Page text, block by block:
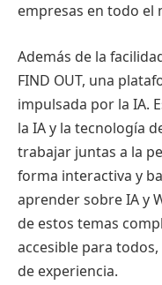
empresas en todo el
Además de la
FIND OUT, una
impulsada por la IA.
la IA y la tecnología
trabajar juntas a la
forma interactiva y
aprender sobre IA y
de estos temas
accesible para
de experiencia.